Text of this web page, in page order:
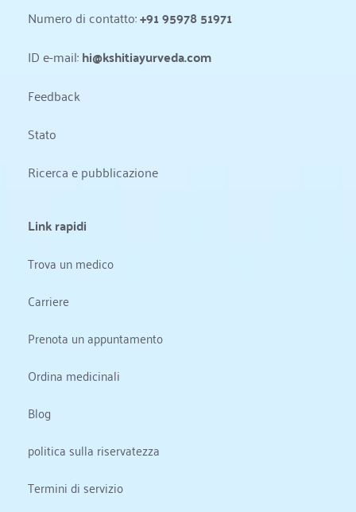
Numero di contatto: +91 95978 51971
ID e-mail: hi@kshitiayurveda.com
Feedback
Stato
Ricerca e pubblicazione
Link rapidi
Trova un medico
Carriere
Prenota un appuntamento
Ordina medicinali
Blog
politica sulla riservatezza
Termini di servizio